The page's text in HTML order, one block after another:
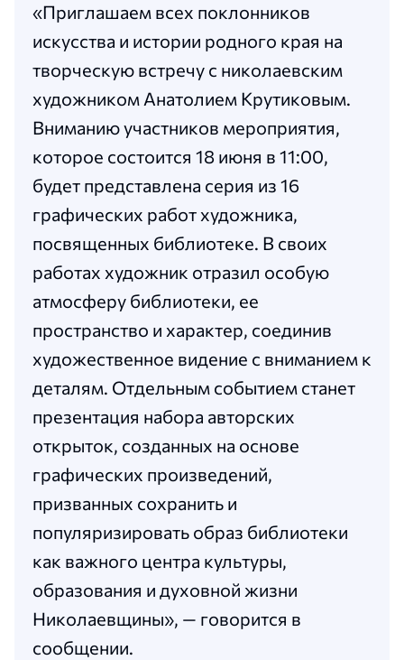
«Приглашаем всех поклонников
искусства и истории родного края на
творческую встречу с николаевским
художником Анатолием Крутиковым.
Вниманию участников мероприятия,
которое состоится 18 июня в 11:00,
будет представлена серия из 16
графических работ художника,
посвященных библиотеке. В своих
работах художник отразил особую
атмосферу библиотеки, ее
пространство и характер, соединив
художественное видение с вниманием к
деталям. Отдельным событием станет
презентация набора авторских
открыток, созданных на основе
графических произведений,
призванных сохранить и
популяризировать образ библиотеки
как важного центра культуры,
образования и духовной жизни
Николаевщины», — говорится в
сообщении.